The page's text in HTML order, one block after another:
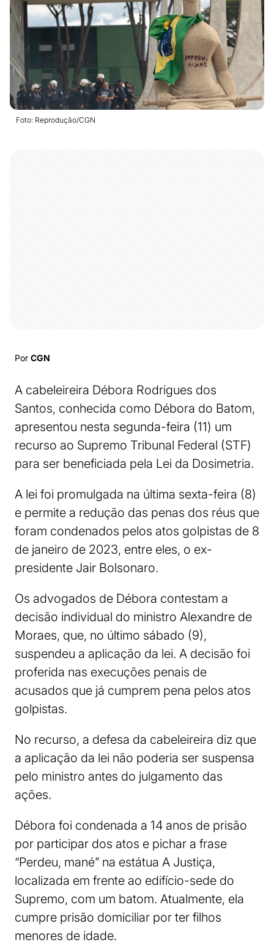
Foto: Reprodução/CGN
Por CGN
A cabeleireira Débora Rodrigues dos
Santos, conhecida como Débora do Batom,
apresentou nesta segunda-feira (11) um
recurso ao Supremo Tribunal Federal (STF)
para ser beneficiada pela Lei da Dosimetria.
A lei foi promulgada na última sexta-feira (8)
e permite a redução das penas dos réus que
foram condenados pelos atos golpistas de 8
de janeiro de 2023, entre eles, o ex-
presidente Jair Bolsonaro.
Os advogados de Débora contestam a
decisão individual do ministro Alexandre de
Moraes, que, no último sábado (9),
suspendeu a aplicação da lei. A decisão foi
proferida nas execuções penais de
acusados que já cumprem pena pelos atos
golpistas.
No recurso, a defesa da cabeleireira diz que
a aplicação da lei não poderia ser suspensa
pelo ministro antes do julgamento das
ações.
Débora foi condenada a 14 anos de prisão
por participar dos atos e pichar a frase
“Perdeu, mané” na estátua A Justiça,
localizada em frente ao edifício-sede do
Supremo, com um batom. Atualmente, ela
cumpre prisão domiciliar por ter filhos
menores de idade.